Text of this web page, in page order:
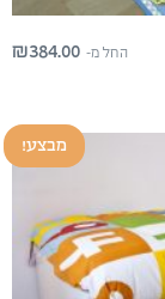
החל מ- ₪384.00
מבצע!